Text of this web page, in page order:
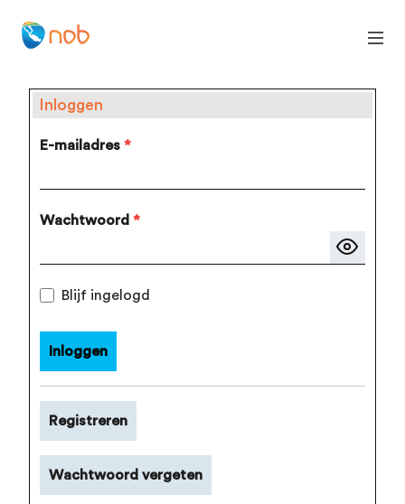
Inloggen
E-mailadres *
Wachtwoord *
Blijf ingelogd
Inloggen
Registreren
Wachtwoord vergeten